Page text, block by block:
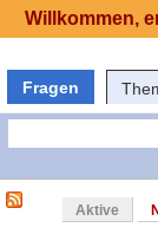
Fragen
Aktive
Willkommen,